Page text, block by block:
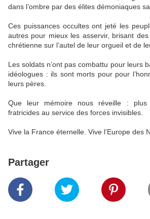
dans l’ombre par des élites démoniaques
Ces puissances occultes ont jeté les
autres pour mieux les asservir, brisant
chrétienne sur l’autel de leur orgueil et de
Les soldats n’ont pas combattu pour leurs
idéologues : ils sont morts pour pour
leurs pères.
Que leur mémoire nous réveille : plus
fratricides au service des forces invisibles.
Vive la France éternelle. Vive l’Europe des
Partager